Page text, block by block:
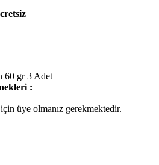
60 gr 3 Adet
:
üye olmanız gerekmektedir.